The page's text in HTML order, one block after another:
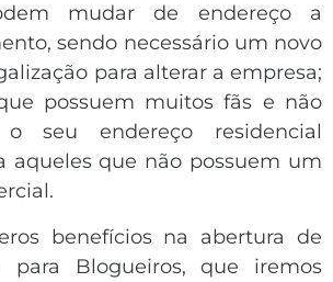
mudar de endereço a
sendo necessário um novo
para alterar a empresa;
possuem muitos fãs e não
seu endereço residencial
aqueles que não possuem um
benefícios na abertura de
para Blogueiros, que iremos